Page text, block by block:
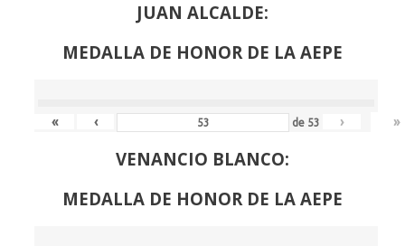
JUAN ALCALDE:
MEDALLA DE HONOR DE LA AEPE
« ‹ de 53 › »
VENANCIO BLANCO:
MEDALLA DE HONOR DE LA AEPE